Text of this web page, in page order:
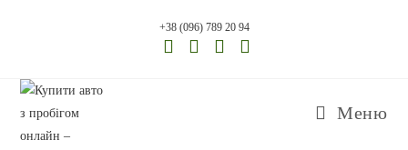
+38 (096) 789 20 94
Меню